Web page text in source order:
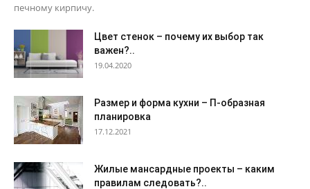
печному кирпичу.
Цвет стенок – почему их выбор так
важен?..
19.04.2020
Размер и форма кухни – П-образная
планировка
17.12.2021
Жилые мансардные проекты – каким
правилам следовать?..